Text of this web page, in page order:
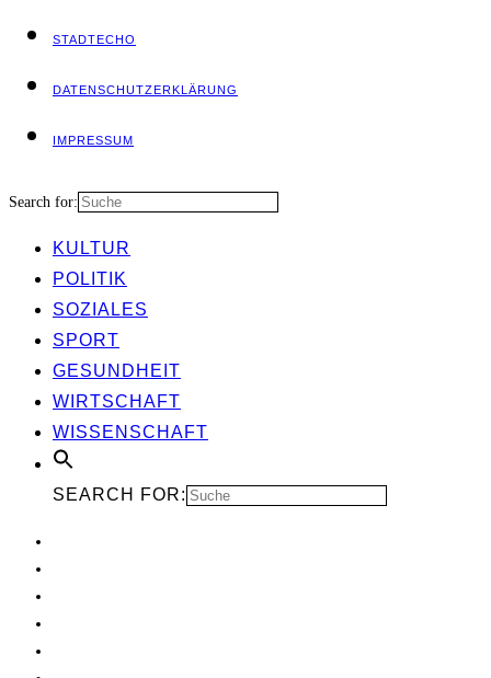
STADT­ECHO
DATEN­SCHUTZ­ER­KLÄ­RUNG
IMPRES­SUM
Search for:
KUL­TUR
POLI­TIK
SOZIA­LES
SPORT
GESUND­HEIT
WIRT­SCHAFT
WIS­SEN­SCHAFT
SEARCH FOR: